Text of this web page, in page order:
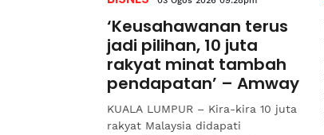
‘Keusahawanan terus
jadi pilihan, 10 juta
rakyat minat tambah
pendapatan’ – Amway
KUALA LUMPUR – Kira-kira 10 juta
rakyat Malaysia didapati